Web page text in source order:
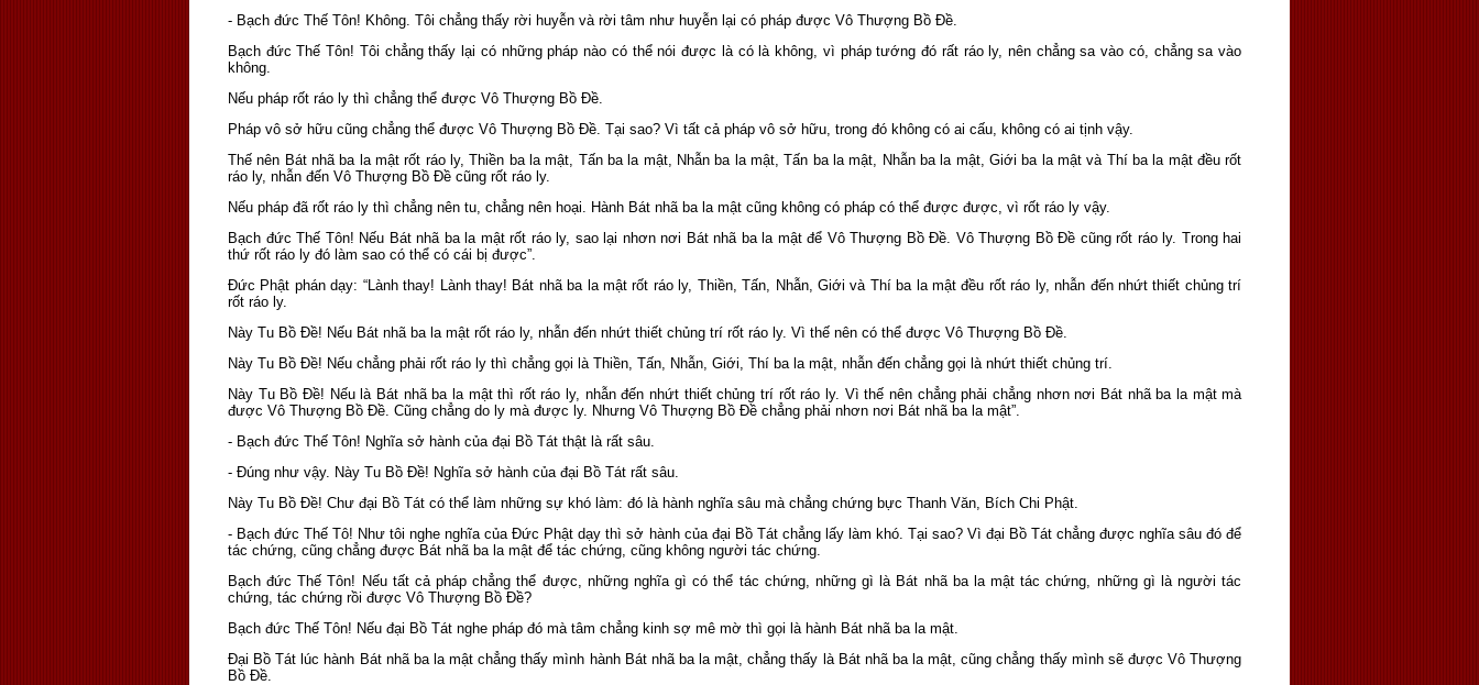
- Bạch đức Thế Tôn! Không. Tôi chẳng thấy rời huyễn và rời tâm như huyễn lại có pháp được Vô Thượng Bồ Ðề.
Bạch đức Thế Tôn! Tôi chẳng thấy lại có những pháp nào có thể nói được là có là không, vì pháp tướng đó rất ráo ly, nên chẳng sa vào có, chẳng sa vào
không.
Nếu pháp rốt ráo ly thì chẳng thể được Vô Thượng Bồ Ðề.
Pháp vô sở hữu cũng chẳng thể được Vô Thượng Bồ Ðề. Tại sao? Vì tất cả pháp vô sở hữu, trong đó không có ai cấu, không có ai tịnh vậy.
Thế nên Bát nhã ba la mật rốt ráo ly, Thiền ba la mật, Tấn ba la mật, Nhẫn ba la mật, Tấn ba la mật, Nhẫn ba la mật, Giới ba la mật và Thí ba la mật đều rốt
ráo ly, nhẫn đến Vô Thượng Bồ Ðề cũng rốt ráo ly.
Nếu pháp đã rốt ráo ly thì chẳng nên tu, chẳng nên hoại. Hành Bát nhã ba la mật cũng không có pháp có thể được được, vì rốt ráo ly vậy.
Bạch đức Thế Tôn! Nếu Bát nhã ba la mật rốt ráo ly, sao lại nhơn nơi Bát nhã ba la mật để Vô Thượng Bồ Ðề. Vô Thượng Bồ Ðề cũng rốt ráo ly. Trong hai
thứ rốt ráo ly đó làm sao có thể có cái bị được”.
Ðức Phật phán dạy: “Lành thay! Lành thay! Bát nhã ba la mật rốt ráo ly, Thiền, Tấn, Nhẫn, Giới và Thí ba la mật đều rốt ráo ly, nhẫn đến nhứt thiết chủng trí
rốt ráo ly.
Này Tu Bồ Ðề! Nếu Bát nhã ba la mật rốt ráo ly, nhẫn đến nhứt thiết chủng trí rốt ráo ly. Vì thế nên có thể được Vô Thượng Bồ Ðề.
Này Tu Bồ Ðề! Nếu chẳng phải rốt ráo ly thì chẳng gọi là Thiền, Tấn, Nhẫn, Giới, Thí ba la mật, nhẫn đến chẳng gọi là nhứt thiết chủng trí.
Này Tu Bồ Ðề! Nếu là Bát nhã ba la mật thì rốt ráo ly, nhẫn đến nhứt thiết chủng trí rốt ráo ly. Vì thế nên chẳng phải chẳng nhơn nơi Bát nhã ba la mật mà
được Vô Thượng Bồ Ðề. Cũng chẳng do ly mà được ly. Nhưng Vô Thượng Bồ Ðề chẳng phải nhơn nơi Bát nhã ba la mật”.
- Bạch đức Thế Tôn! Nghĩa sở hành của đại Bồ Tát thật là rất sâu.
- Ðúng như vậy. Này Tu Bồ Ðề! Nghĩa sở hành của đại Bồ Tát rất sâu.
Này Tu Bồ Ðề! Chư đại Bồ Tát có thể làm những sự khó làm: đó là hành nghĩa sâu mà chẳng chứng bực Thanh Văn, Bích Chi Phật.
- Bạch đức Thế Tô! Như tôi nghe nghĩa của Đức Phật dạy thì sở hành của đại Bồ Tát chẳng lấy làm khó. Tại sao? Vì đại Bồ Tát chẳng được nghĩa sâu đó để
tác chứng, cũng chẳng được Bát nhã ba la mật để tác chứng, cũng không người tác chứng.
Bạch đức Thế Tôn! Nếu tất cả pháp chẳng thể được, những nghĩa gì có thể tác chứng, những gì là Bát nhã ba la mật tác chứng, những gì là người tác
chứng, tác chứng rồi được Vô Thượng Bồ Ðề?
Bạch đức Thế Tôn! Nếu đại Bồ Tát nghe pháp đó mà tâm chẳng kinh sợ mê mờ thì gọi là hành Bát nhã ba la mật.
Ðại Bồ Tát lúc hành Bát nhã ba la mật chẳng thấy mình hành Bát nhã ba la mật, chẳng thấy là Bát nhã ba la mật, cũng chẳng thấy mình sẽ được Vô Thượng
Bồ Ðề.